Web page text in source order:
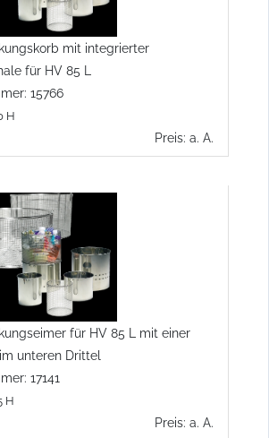
mit integrierter
für HV 85 L
15766
H
Preis: a. A.
für HV 85 L mit einer
unteren Drittel
17141
H
Preis: a. A.